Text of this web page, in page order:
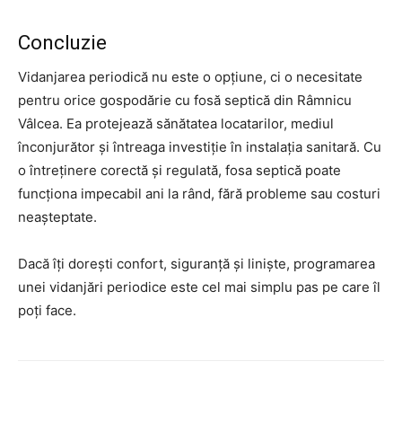
Concluzie
Vidanjarea periodică nu este o opțiune, ci o necesitate
pentru orice gospodărie cu fosă septică din Râmnicu
Vâlcea. Ea protejează sănătatea locatarilor, mediul
înconjurător și întreaga investiție în instalația sanitară. Cu
o întreținere corectă și regulată, fosa septică poate
funcționa impecabil ani la rând, fără probleme sau costuri
neașteptate.
Dacă îți dorești confort, siguranță și liniște, programarea
unei vidanjări periodice este cel mai simplu pas pe care îl
poți face.